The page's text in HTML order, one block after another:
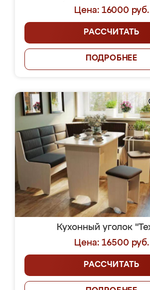
Цена: 16000 руб.
РАССЧИТАТЬ
ПОДРОБНЕЕ
Кухонный уголок
Цена: 16500 руб.
РАССЧИТАТЬ